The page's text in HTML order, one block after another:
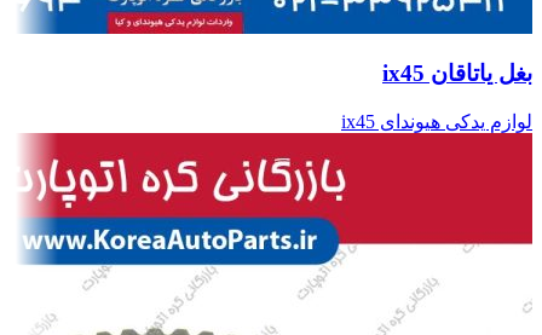
بغل یاتاقان ix45
لوازم یدکی هیوندای ix45